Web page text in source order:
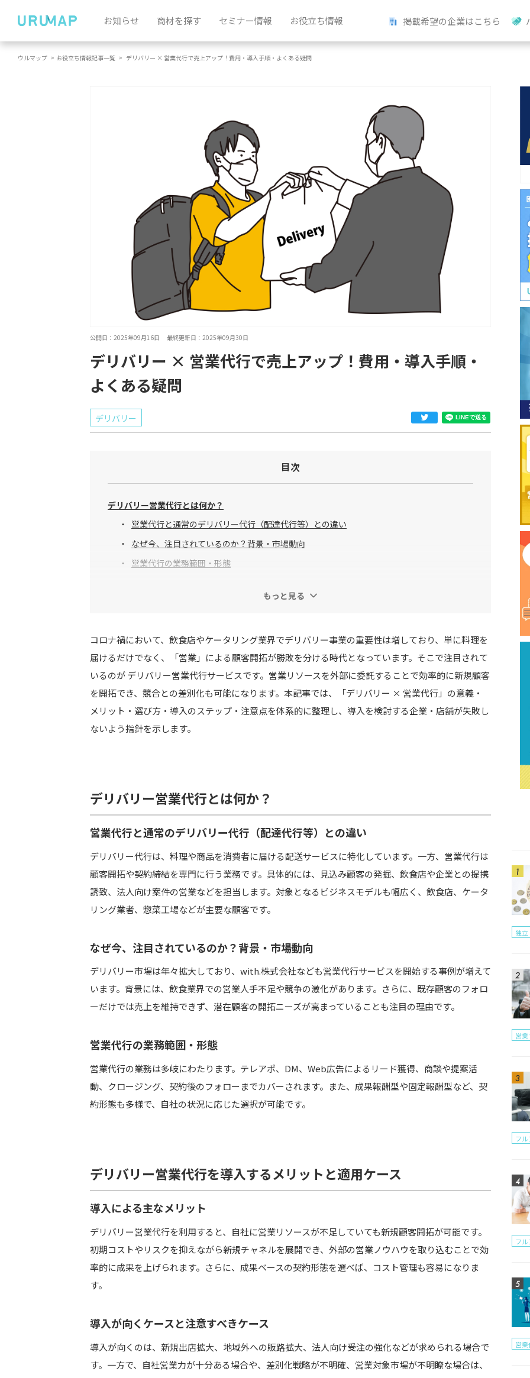
お知らせ 商材を探す セミナー情報 お役立ち情報 掲載希望の企業はこちら
ウルマップ > お役立ち情報記事一覧 > デリバリー × 営業代行で売上アップ！費用・導入手順・よくある疑問
公開日：2025年09月16日 最終更新日：2025年09月30日
デリバリー × 営業代行で売上アップ！費用・導入手順・
よくある疑問
デリバリー
目次
デリバリー営業代行とは何か？
営業代行と通常のデリバリー代行（配達代行等）との違い
なぜ今、注目されているのか？背景・市場動向
営業代行の業務範囲・形態
導入が向くケースと注意すべきケース
導入事例・成功例
デリバリー営業代行の選び方・比較ポイント
実績・業界経験・専門性
デリバリー営業代行を導入する際のステップ・体制づくり
導入準備フェーズ
営業代行との契約・立ち上げ
運用と改善のサイクル構築
内製化フェーズへの移行（オプション）
よくある質問（FAQ）
デリバリー営業代行の費用相場はどのくらい？
どのくらいで成果が出る？目安時期は？
自社で営業も残した方がいい？完全外注でいい？
契約対象外になる業務は？
まとめ
もっと見る
コロナ禍において、飲食店やケータリング業界でデリバリー事業の重要性は増しており、単に料理を
届けるだけでなく、「営業」による顧客開拓が勝敗を分ける時代となっています。そこで注目されて
いるのが デリバリー営業代行サービスです。営業リソースを外部に委託することで効率的に新規顧客
を開拓でき、競合との差別化も可能になります。本記事では、「デリバリー × 営業代行」の意義・
メリット・選び方・導入のステップ・注意点を体系的に整理し、導入を検討する企業・店舗が失敗し
ないよう指針を示します。
デリバリー営業代行とは何か？
営業代行と通常のデリバリー代行（配達代行等）との違い
デリバリー代行は、料理や商品を消費者に届ける配送サービスに特化しています。一方、営業代行は
顧客開拓や契約締結を専門に行う業務です。具体的には、見込み顧客の発掘、飲食店や企業との提携
誘致、法人向け案件の営業などを担当します。対象となるビジネスモデルも幅広く、飲食店、ケータ
リング業者、惣菜工場などが主要な顧客です。
なぜ今、注目されているのか？背景・市場動向
デリバリー市場は年々拡大しており、with.株式会社なども営業代行サービスを開始する事例が増えて
います。背景には、飲食業界での営業人手不足や競争の激化があります。さらに、既存顧客のフォロ
ーだけでは売上を維持できず、潜在顧客の開拓ニーズが高まっていることも注目の理由です。
営業代行の業務範囲・形態
営業代行の業務は多岐にわたります。テレアポ、DM、Web広告によるリード獲得、商談や提案活
動、クロージング、契約後のフォローまでカバーされます。また、成果報酬型や固定報酬型など、契
約形態も多様で、自社の状況に応じた選択が可能です。
デリバリー営業代行を導入するメリットと適用ケース
導入による主なメリット
デリバリー営業代行を利用すると、自社に営業リソースが不足していても新規顧客開拓が可能です。
初期コストやリスクを抑えながら新規チャネルを展開でき、外部の営業ノウハウを取り込むことで効
率的に成果を上げられます。さらに、成果ベースの契約形態を選べば、コスト管理も容易になりま
す。
導入が向くケースと注意すべきケース
導入が向くのは、新規出店拡大、地域外への販路拡大、法人向け受注の強化などが求められる場合で
す。一方で、自社営業力が十分ある場合や、差別化戦略が不明確、営業対象市場が不明瞭な場合は、
独
営
フ
フ
営